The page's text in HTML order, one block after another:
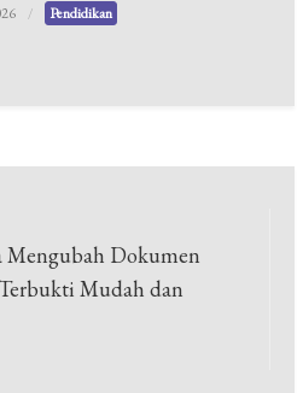
Pendidikan
Mengubah Dokumen
Mudah dan